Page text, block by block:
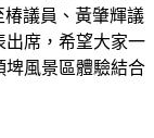
議員、黃肇輝議
出席，希望大家一
埤風景區體驗結合